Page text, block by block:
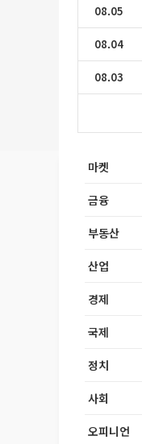
08.05
08.04
08.03
마켓
금융
부동산
산업
경제
국제
정치
사회
오피니언